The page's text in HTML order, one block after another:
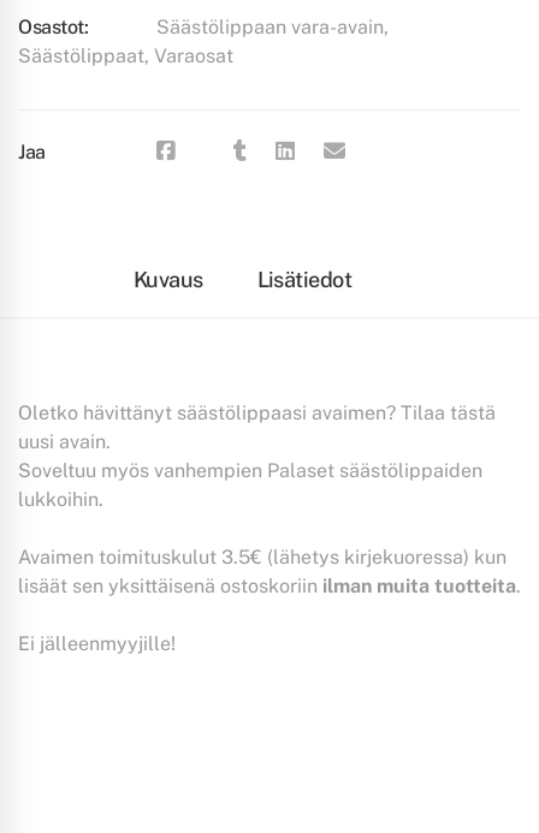
Osastot: Säästölippaan vara-avain,
Säästölippaat, Varaosat
Jaa
Kuvaus Lisätiedot
Oletko hävittänyt säästölippaasi avaimen? Tilaa tästä
uusi avain.
Soveltuu myös vanhempien Palaset säästölippaiden
lukkoihin.
Avaimen toimituskulut 3.5€ (lähetys kirjekuoressa) kun
lisäät sen yksittäisenä ostoskoriin ilman muita tuotteita.
Ei jälleenmyyjille!